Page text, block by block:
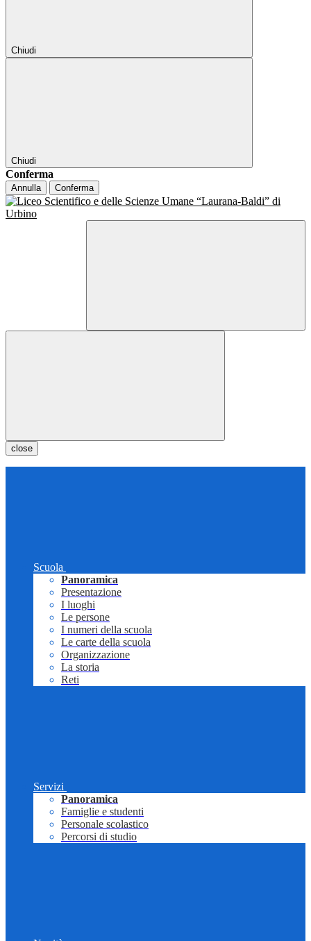
Chiudi
Chiudi
Conferma
Annulla Conferma
close
Scuola
Panoramica
Presentazione
I luoghi
Le persone
I numeri della scuola
Le carte della scuola
Organizzazione
La storia
Reti
Servizi
Panoramica
Famiglie e studenti
Personale scolastico
Percorsi di studio